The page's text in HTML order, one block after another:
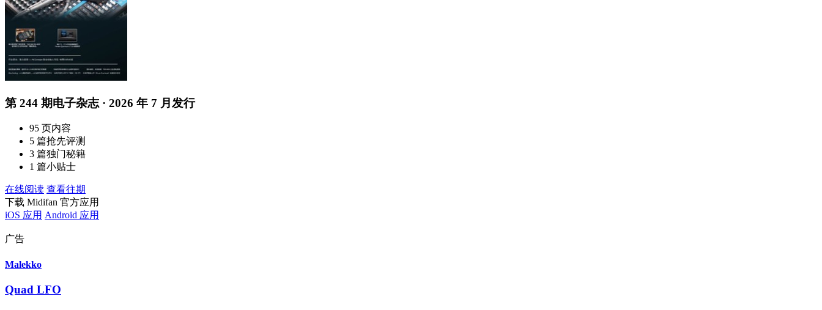
第 244 期电子杂志 · 2026 年 7 月发行
95 页内容
5 篇抢先评测
3 篇独门秘籍
1 篇小贴士
在线阅读 查看往期
下载 Midifan 官方应用
iOS 应用 Android 应用
广告
Malekko
Quad LFO